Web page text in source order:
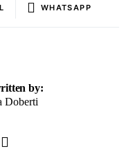
WHATSAPP
by:
Doberti